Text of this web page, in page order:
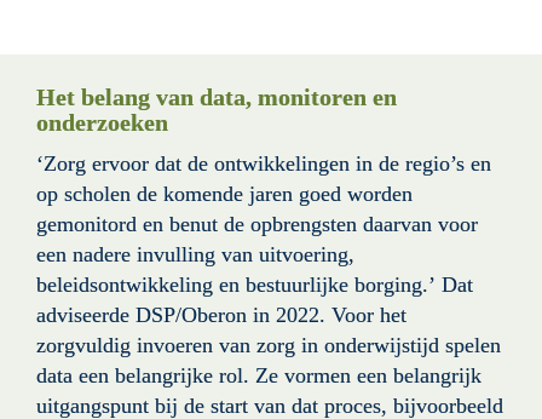
Het belang van data, monitoren en
onderzoeken
‘Zorg ervoor dat de ontwikkelingen in de regio’s en
op scholen de komende jaren goed worden
gemonitord en benut de opbrengsten daarvan voor
een nadere invulling van uitvoering,
beleidsontwikkeling en bestuurlijke borging.’ Dat
adviseerde DSP/Oberon in 2022. Voor het
zorgvuldig invoeren van zorg in onderwijstijd spelen
data een belangrijke rol. Ze vormen een belangrijk
uitgangspunt bij de start van dat proces, bijvoorbeeld